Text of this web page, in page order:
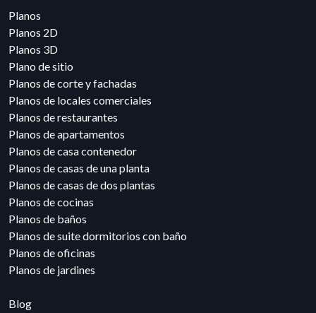
Planos
Planos 2D
Planos 3D
Plano de sitio
Planos de corte y fachadas
Planos de locales comerciales
Planos de restaurantes
Planos de apartamentos
Planos de casa contenedor
Planos de casas de una planta
Planos de casas de dos plantas
Planos de cocinas
Planos de baños
Planos de suite dormitorios con baño
Planos de oficinas
Planos de jardines
Blog